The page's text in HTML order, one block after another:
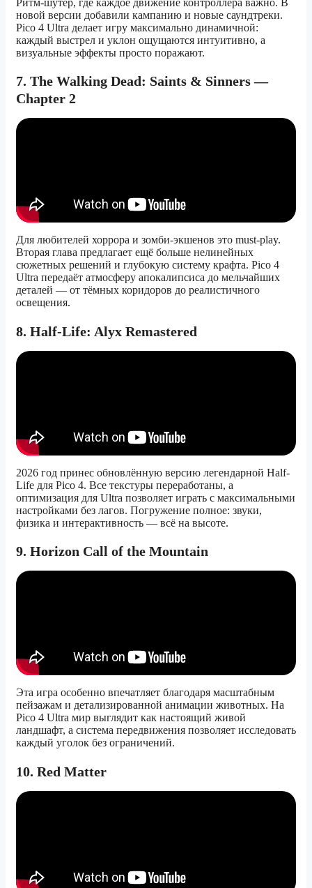
новой версии добавили кампанию и новые саундтреки.
Pico 4 Ultra делает игру максимально динамичной:
каждый выстрел и уклон ощущаются интуитивно, а
визуальные эффекты просто поражают.
7. The Walking Dead: Saints & Sinners —
Chapter 2
Для любителей хоррора и зомби-экшенов это must-play.
Вторая глава предлагает ещё больше нелинейных
сюжетных решений и глубокую систему крафта. Pico 4
Ultra передаёт атмосферу апокалипсиса до мельчайших
деталей — от тёмных коридоров до реалистичного
освещения.
8. Half-Life: Alyx Remastered
2026 год принес обновлённую версию легендарной Half-
Life для Pico 4. Все текстуры переработаны, а
оптимизация для Ultra позволяет играть с максимальными
настройками без лагов. Погружение полное: звуки,
физика и интерактивность — всё на высоте.
9. Horizon Call of the Mountain
Эта игра особенно впечатляет благодаря масштабным
пейзажам и детализированной анимации животных. На
Pico 4 Ultra мир выглядит как настоящий живой
ландшафт, а система передвижения позволяет исследовать
каждый уголок без ограничений.
10. Red Matter